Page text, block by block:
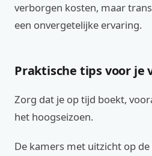
verborgen kosten, maar
een onvergetelijke ervaring.
Praktische tips voor je
Zorg dat je op tijd boekt,
het hoogseizoen.
De kamers met uitzicht op